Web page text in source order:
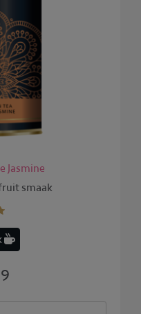
Jasmine
smaak